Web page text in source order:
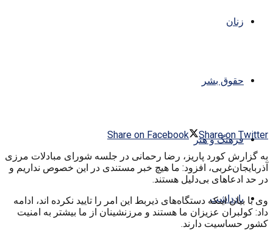
زنان
حقوق بشر
فرهنگ و هنر
یادداشت
Share on Facebook
Share on Twitter
به گزارش کورد پاریز، رضا رحمانی در جلسه شورای مبادلات مرزی
آذربایجان‌غربی، افزود: ما هیچ خبر مستندی در این خصوص نداریم و
در حد ادعاهای بی‌دلیل هستند.
وی با بیان اینکه دستگاه‌های ذیربط این امر را تایید نکرده اند، ادامه
داد: کولبران عزیزان ما هستند و مرزنشینان از ما بیشتر به امنیت
کشور حساسیت دارند.